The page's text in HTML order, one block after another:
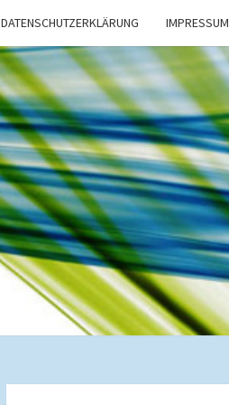
DATENSCHUTZERKLÄRUNG IMPRESSUM